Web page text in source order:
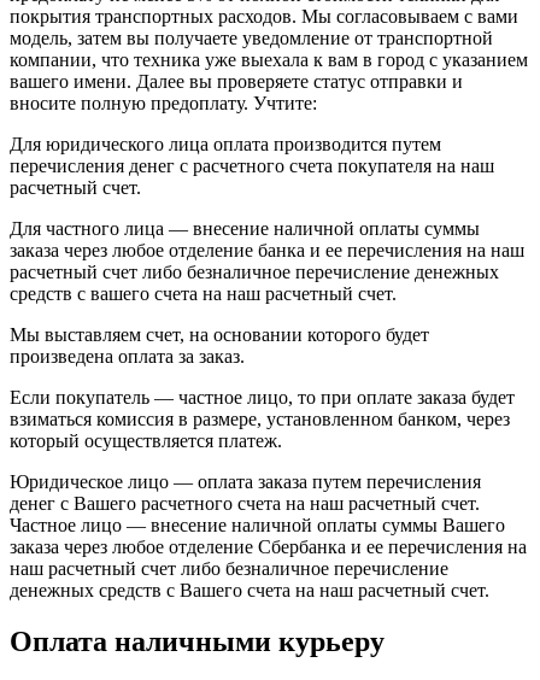
покрытия транспортных расходов. Мы согласовываем с вами
модель, затем вы получаете уведомление от транспортной
компании, что техника уже выехала к вам в город с указанием
вашего имени. Далее вы проверяете статус отправки и
вносите полную предоплату. Учтите:
Для юридического лица оплата производится путем
перечисления денег с расчетного счета покупателя на наш
расчетный счет.
Для частного лица — внесение наличной оплаты суммы
заказа через любое отделение банка и ее перечисления на наш
расчетный счет либо безналичное перечисление денежных
средств с вашего счета на наш расчетный счет.
Мы выставляем счет, на основании которого будет
произведена оплата за заказ.
Если покупатель — частное лицо, то при оплате заказа будет
взиматься комиссия в размере, установленном банком, через
который осуществляется платеж.
Юридическое лицо — оплата заказа путем перечисления
денег с Вашего расчетного счета на наш расчетный счет.
Частное лицо — внесение наличной оплаты суммы Вашего
заказа через любое отделение Сбербанка и ее перечисления на
наш расчетный счет либо безналичное перечисление
денежных средств с Вашего счета на наш расчетный счет.
Оплата наличными курьеру